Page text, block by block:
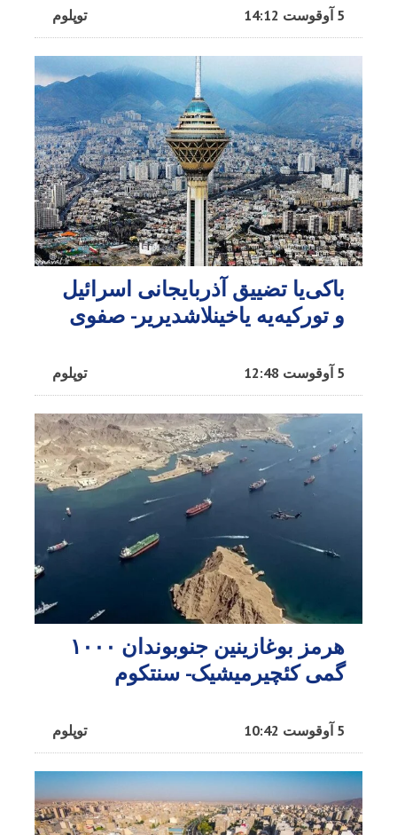
توپلوم 5 آوقوست 14:12
باکی‌یا تضییق آذربایجانی اسرائیل
و تورکیه‌یه یاخینلاشدیریر- صفوی
توپلوم 5 آوقوست 12:48
هرمز بوغازینین جنوبوندان ۱۰۰۰
گمی کئچیرمیشیک- سنتکوم
توپلوم 5 آوقوست 10:42